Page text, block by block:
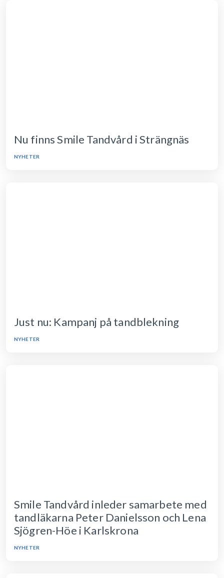
Nu finns Smile Tandvård i Strängnäs
NYHETER
Just nu: Kampanj på tandblekning
NYHETER
Smile Tandvård inleder samarbete med
tandläkarna Peter Danielsson och Lena
Sjögren-Höe i Karlskrona
NYHETER